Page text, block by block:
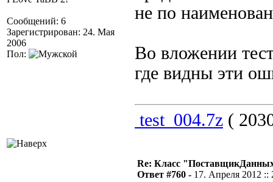
Сообщений: 6
Зарегистрирован: 24. Мая
2006
Пол:
не по
Во вложении
где видны эти
test_004.7z (
Re: Класс
Ответ #760 - 17. Апреля 2012 ::